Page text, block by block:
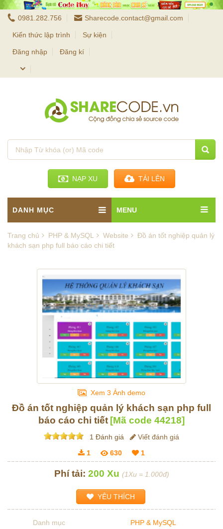
0981.282.756 Sharecode.contact@gmail.com
Kiến thức lập trình Sự kiện
Đăng nhập Đăng kí
NẠP XU TẢI LÊN
DANH MỤC MENU
Trang chủ PHP & MySQL Website
Đồ án tốt nghiệp quản lý
khách sạn php full báo cáo chi tiết
Xem 3 Ảnh demo
Đồ án tốt nghiệp quản lý khách sạn php full
báo cáo chi tiết [Mã code 44218]
1 Đánh giá
Viết đánh giá
1
630 1
Phí tải: 200 Xu (1Xu = 1.000đ)
YÊU THÍCH
Danh mục
PHP & MySQL